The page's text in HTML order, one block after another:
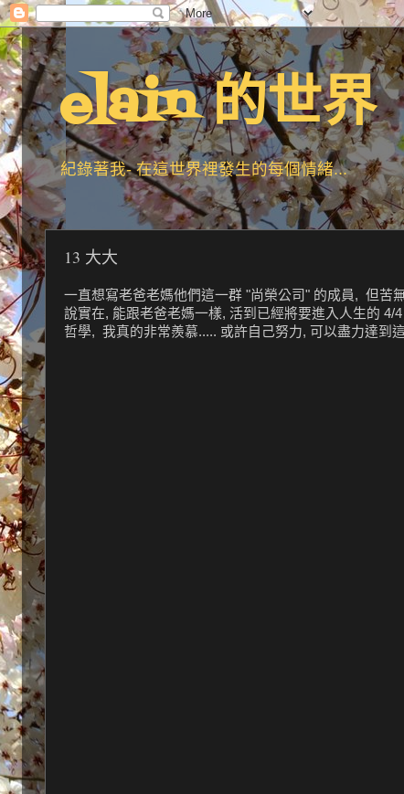
elain 的世界
紀錄著我- 在這世界裡發生的每個情緒...
13 大大
一直想寫老爸老媽他們這一群 "尚榮公司" 的成員, 但苦
說實在, 能跟老爸老媽一樣, 活到已經將要進入人生的
哲學, 我真的非常羨慕..... 或許自己努力, 可以盡力達到